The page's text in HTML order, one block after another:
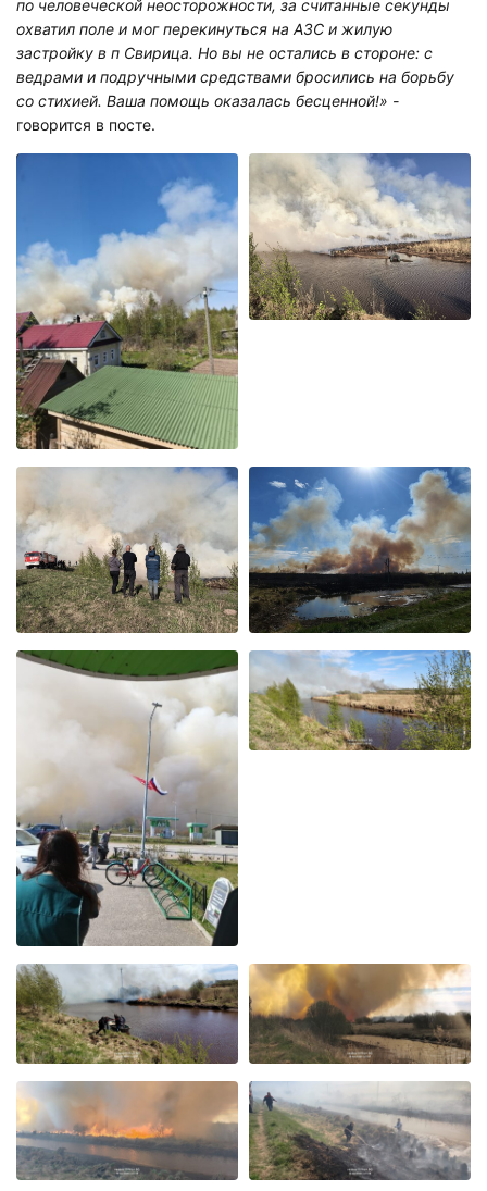
по человеческой неосторожности, за считанные секунды
охватил поле и мог перекинуться на АЗС и жилую
застройку в п Свирица. Но вы не остались в стороне: с
ведрами и подручными средствами бросились на борьбу
со стихией. Ваша помощь оказалась бесценной!» -
говорится в посте.